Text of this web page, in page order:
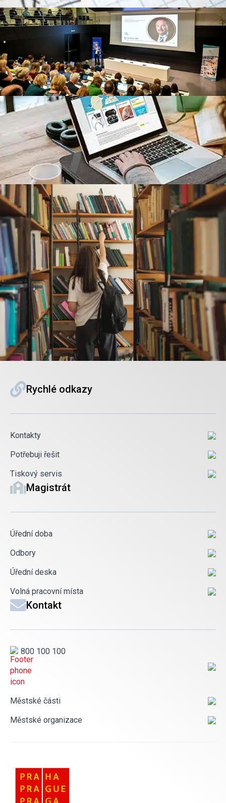
Rychlé odkazy
Kontakty
Potřebuji řešit
Tiskový servis
Magistrát
Úřední doba
Odbory
Úřední deska
Volná pracovní místa
Kontakt
800 100 100
Městské části
Městské organizace